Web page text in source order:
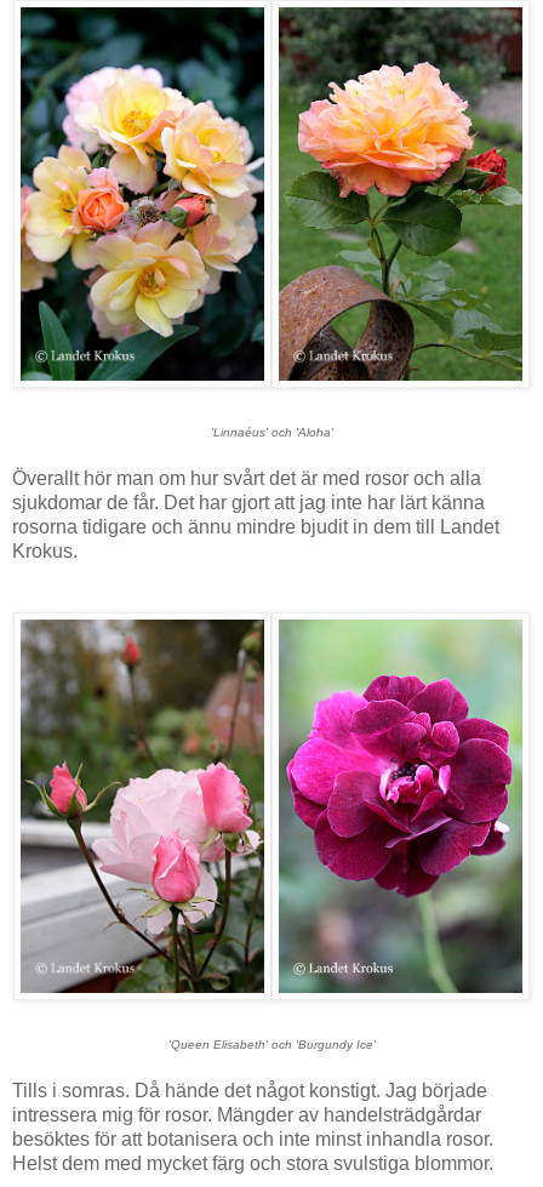
'Linnaéus' och 'Aloha'
Överallt hör man om hur svårt det är med rosor och alla
sjukdomar de får. Det har gjort att jag inte har lärt känna
rosorna tidigare och ännu mindre bjudit in dem till Landet
Krokus.
'Queen Elisabeth' och 'Burgundy Ice'
Tills i somras. Då hände det något konstigt. Jag började
intressera mig för rosor. Mängder av handelsträdgårdar
besöktes för att botanisera och inte minst inhandla rosor.
Helst dem med mycket färg och stora svulstiga blommor.